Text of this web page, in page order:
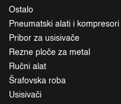
Ostalo
Pneumatski alati i kompresori
Pribor za usisivače
Rezne ploče za metal
Ručni alat
Šrafovska roba
Usisivači